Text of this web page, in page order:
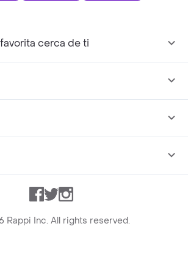
cerca de ti
Facebook
TwitterInstagram
Rappi Inc. All rights reserved.